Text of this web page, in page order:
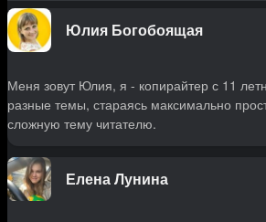
Юлия Богобоящая
Меня зовут Юлия, я - копирайтер с 11
разные темы, стараясь максимально
сложную тему читателю.
Елена Лунина